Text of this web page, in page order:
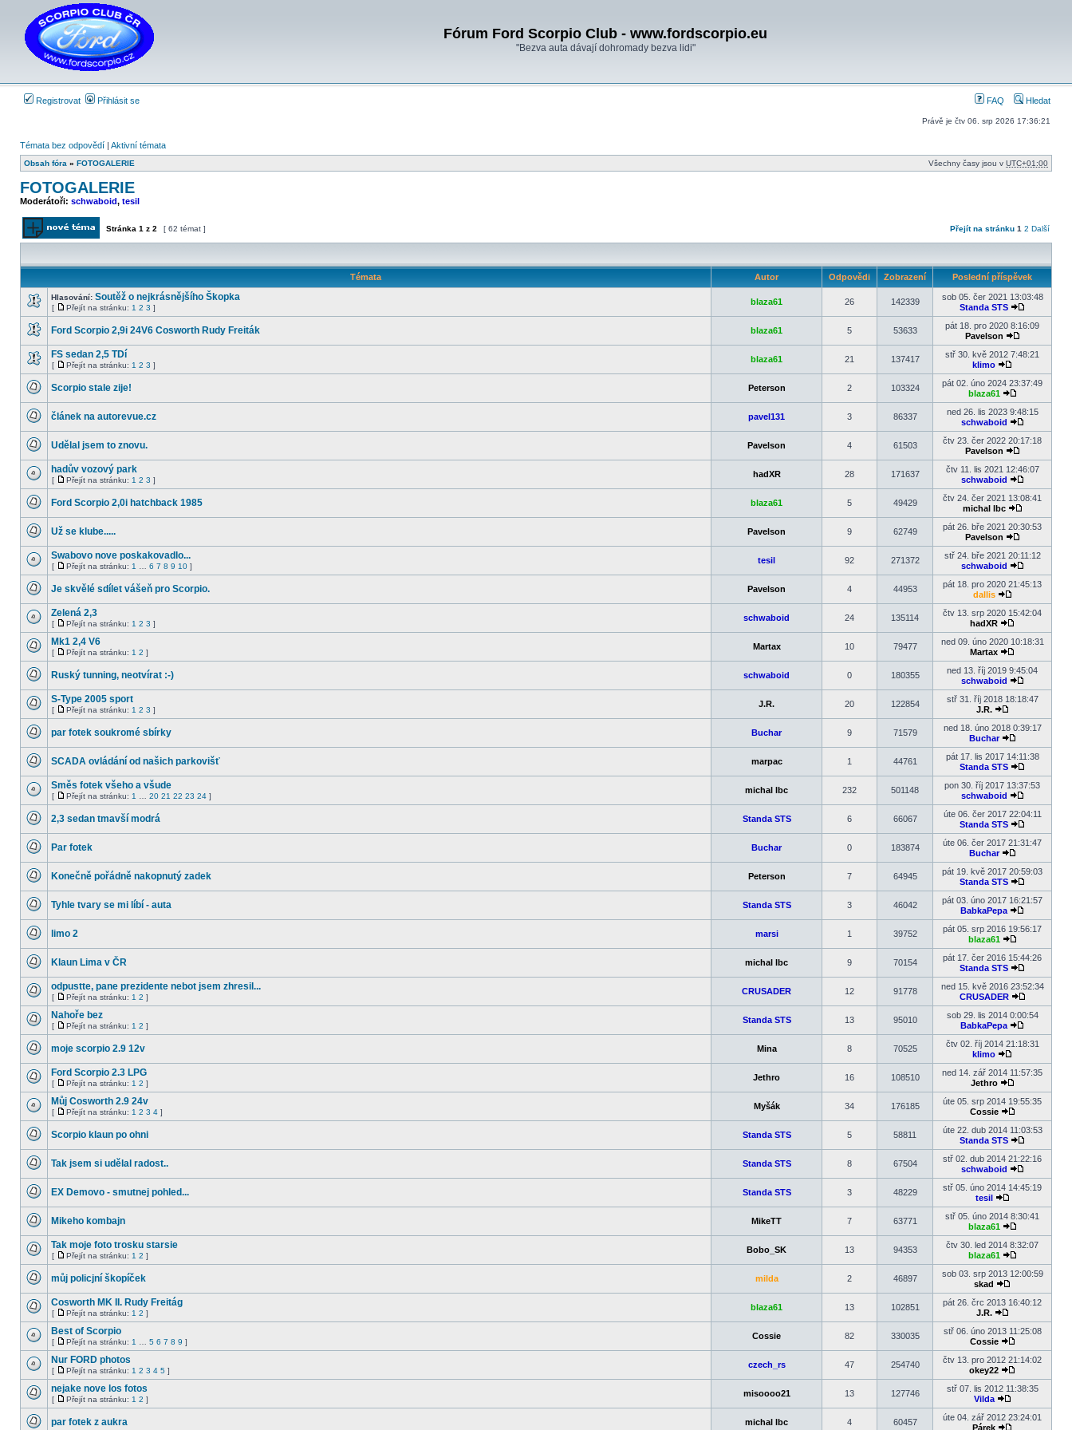
Fórum Ford Scorpio Club - www.fordscorpio.eu
"Bezva auta dávají dohromady bezva lidi"
Registrovat Přihlásit se FAQ Hledat
Právě je čtv 06. srp 2026 17:36:21
Témata bez odpovědí | Aktivní témata
Obsah fóra » FOTOGALERIE Všechny časy jsou v UTC+01:00
FOTOGALERIE
Moderátoři: schwaboid, tesil
Odeslat nové téma
Stránka 1 z 2 [ 62 témat ] Přejít na stránku 1 2 Další
Témata Autor Odpovědi Zobrazení Poslední příspěvek
Žádné
příspěvky
Hlasování: Soutěž o nejkrásnějšího Škopka
[
Přejít
stránku
Přejít na stránku: 1 2 3 ]
blaza61 26 142339
sob 05. čer 2021 13:03:48
Standa STS
Zobrazit
poslední
nové
příspěvky
Ford Scorpio 2,9i 24V6 Cosworth Rudy Freiták blaza61 5 53633
pát 18. pro 2020 8:16:09
Pavelson
Zobrazit
poslední
Žádné
příspěvky
FS sedan 2,5 TDí
[
Přejít
stránku
Přejít na stránku: 1 2 3 ]
blaza61 21 137417
stř 30. kvě 2012 7:48:21
klimo
Zobrazit
poslední
příspěvek
příspěvky
Scorpio stale zije! Peterson 2 103324
pát 02. úno 2024 23:37:49
blaza61
Zobrazit
poslední
příspěvek
příspěvky
článek na autorevue.cz pavel131 3 86337
ned 26. lis 2023 9:48:15
schwaboid
Zobrazit
poslední
nové
příspěvky
Udělal jsem to znovu. Pavelson 4 61503
čtv 23. čer 2022 20:17:18
Pavelson
Zobrazit
poslední
příspěvek
Žádné
příspěvky
hadův vozový park
[
Přejít
stránku
Přejít na stránku: 1 2 3 ]
hadXR 28 171637
čtv 11. lis 2021 12:46:07
schwaboid
Zobrazit
poslední
příspěvky
Ford Scorpio 2,0i hatchback 1985 blaza61 5 49429
čtv 24. čer 2021 13:08:41
michal lbc
Zobrazit
poslední
nové
příspěvky
Už se klube..... Pavelson 9 62749
pát 26. bře 2021 20:30:53
Pavelson
Zobrazit
poslední
příspěvek
Žádné
příspěvky
Swabovo nove poskakovadlo...
[
Přejít
stránku
Přejít na stránku: 1 6 7 8 9 10 ]
tesil 92 271372
stř 24. bře 2021 20:11:12
schwaboid
Zobrazit
poslední
nové
příspěvky
Je skvělé sdílet vášeň pro Scorpio. Pavelson 4 44953
pát 18. pro 2020 21:45:13
dallis
Zobrazit
poslední
příspěvek
Žádné
nové
příspěvky
Zelená 2,3
[
Přejít
na
stránku
Přejít na stránku: 1 2 3 ]
schwaboid 24 135114
čtv 13. srp 2020 15:42:04
hadXR
Zobrazit
poslední
Žádné
příspěvky
Mk1 2,4 V6
[
Přejít
stránku
Přejít na stránku: 1 2 ]
Martax 10 79477
ned 09. úno 2020 10:18:31
Martax
Zobrazit
poslední
příspěvek
nové
příspěvky
Ruský tunning, neotvírat :-) schwaboid 0 180355
ned 13. říj 2019 9:45:04
schwaboid
Zobrazit
poslední
Žádné
příspěvky
S-Type 2005 sport
[
Přejít
stránku
Přejít na stránku: 1 2 3 ]
J.R. 20 122854
stř 31. říj 2018 18:18:47
J.R.
Zobrazit
poslední
příspěvek
příspěvky
par fotek soukromé sbírky Buchar 9 71579
ned 18. úno 2018 0:39:17
Buchar
Zobrazit
poslední
příspěvek
nové
příspěvky
SCADA ovládání od našich parkovišť marpac 1 44761
pát 17. lis 2017 14:11:38
Standa STS
Zobrazit
poslední
Žádné
příspěvky
Směs fotek všeho a všude
[
Přejít
stránku
Přejít na stránku: 1 20 21 22 23 24 ]
michal lbc 232 501148
pon 30. říj 2017 13:37:53
schwaboid
Zobrazit
poslední
příspěvek
příspěvky
2,3 sedan tmavší modrá Standa STS 6 66067
úte 06. čer 2017 22:04:11
Standa STS
Zobrazit
poslední
příspěvky
Par fotek Buchar 0 183874
úte 06. čer 2017 21:31:47
Buchar
Zobrazit
poslední
příspěvek
příspěvky
Konečně pořádně nakopnutý zadek Peterson 7 64945
pát 19. kvě 2017 20:59:03
Standa STS
Zobrazit
poslední
příspěvky
Tyhle tvary se mi líbí - auta Standa STS 3 46042
pát 03. úno 2017 16:21:57
BabkaPepa
Zobrazit
poslední
příspěvky
limo 2 marsi 1 39752
pát 05. srp 2016 19:56:17
blaza61
Zobrazit
poslední
příspěvek
příspěvky
Klaun Lima v ČR michal lbc 9 70154
pát 17. čer 2016 15:44:26
Standa STS
Zobrazit
poslední
Žádné
nové
příspěvky
odpustte, pane prezidente nebot jsem zhresil...
[
Přejít
na
stránku
Přejít na stránku: 1 2 ]
CRUSADER 12 91778
ned 15. kvě 2016 23:52:34
CRUSADER
Zobrazit
poslední
Žádné
příspěvky
Nahoře bez
[
Přejít
stránku
Přejít na stránku: 1 2 ]
Standa STS 13 95010
sob 29. lis 2014 0:00:54
BabkaPepa
Zobrazit
poslední
nové
příspěvky
moje scorpio 2.9 12v Mina 8 70525
čtv 02. říj 2014 21:18:31
klimo
Zobrazit
poslední
příspěvek
Žádné
nové
příspěvky
Ford Scorpio 2.3 LPG
[
Přejít
na
stránku
Přejít na stránku: 1 2 ]
Jethro 16 108510
ned 14. zář 2014 11:57:35
Jethro
Zobrazit
poslední
příspěvek
Žádné
příspěvky
Můj Cosworth 2.9 24v
[
Přejít
stránku
Přejít na stránku: 1 2 3 4 ]
Myšák 34 176185
úte 05. srp 2014 19:55:35
Cossie
Zobrazit
poslední
příspěvek
příspěvky
Scorpio klaun po ohni Standa STS 5 58811
úte 22. dub 2014 11:03:53
Standa STS
Zobrazit
poslední
příspěvky
Tak jsem si udělal radost.. Standa STS 8 67504
stř 02. dub 2014 21:22:16
schwaboid
Zobrazit
poslední
příspěvky
EX Demovo - smutnej pohled... Standa STS 3 48229
stř 05. úno 2014 14:45:19
tesil
Zobrazit
poslední
příspěvek
nové
příspěvky
Mikeho kombajn MikeTT 7 63771
stř 05. úno 2014 8:30:41
blaza61
Zobrazit
poslední
Žádné
příspěvky
Tak moje foto trosku starsie
[
Přejít
stránku
Přejít na stránku: 1 2 ]
Bobo_SK 13 94353
čtv 30. led 2014 8:32:07
blaza61
Zobrazit
poslední
nové
příspěvky
můj policjní škopíček milda 2 46897
sob 03. srp 2013 12:00:59
skad
Zobrazit
poslední
Žádné
nové
příspěvky
Cosworth MK II. Rudy Freitág
[
Přejít
na
stránku
Přejít na stránku: 1 2 ]
blaza61 13 102851
pát 26. črc 2013 16:40:12
J.R.
Zobrazit
poslední
příspěvek
Žádné
nové
příspěvky
Best of Scorpio
[
Přejít
na
stránku
Přejít na stránku: 1 5 6 7 8 9 ]
Cossie 82 330035
stř 06. úno 2013 11:25:08
Cossie
Zobrazit
poslední
Žádné
příspěvky
Nur FORD photos
[
Přejít
na
stránku
Přejít na stránku: 1 2 3 4 5 ]
czech_rs 47 254740
čtv 13. pro 2012 21:14:02
okey22
Zobrazit
poslední
Žádné
příspěvky
nejake nove los fotos
[
Přejít
stránku
Přejít na stránku: 1 2 ]
misoooo21 13 127746
stř 07. lis 2012 11:38:35
Vilda
Zobrazit
poslední
příspěvek
par fotek z aukra michal lbc 4 60457
úte 04. zář 2012 23:24:01
Párek